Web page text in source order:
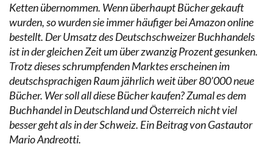
Ketten übernommen. Wenn überhaupt Bücher gekauft
wurden, so wurden sie immer häufiger bei Amazon online
bestellt. Der Umsatz des Deutschschweizer Buchhandels
ist in der gleichen Zeit um über zwanzig Prozent gesunken.
Trotz dieses schrumpfenden Marktes erscheinen im
deutschsprachigen Raum jährlich weit über 80’000 neue
Bücher. Wer soll all diese Bücher kaufen? Zumal es dem
Buchhandel in Deutschland und Österreich nicht viel
besser geht als in der Schweiz. Ein Beitrag von Gastautor
Mario Andreotti.